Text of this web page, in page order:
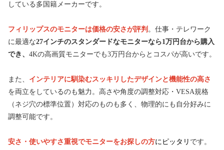
している多国籍メーカーです。
フィリップスのモニターは価格の安さが評判 。仕事・テレワーク
に最適な27インチのスタンダードなモニターなら1万円台から購入
でき、 4Kの高画質モニターでも3万円台からとコスパが高いです。
また、 インテリアに馴染むスッキリしたデザインと機能性の高さ
を両立をしているのも魅力。高さや角度の調整対応・VESA規格
（ネジ穴の標準位置）対応のものも多く、物理的にも自分好みに
調整可能です。
安さ・使いやすさ重視でモニターをお探しの方にピッタリ です。